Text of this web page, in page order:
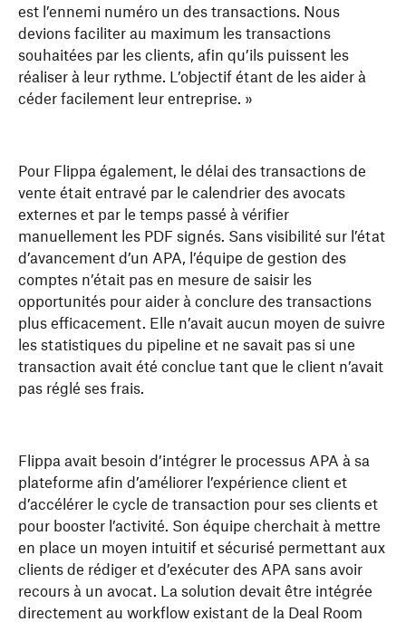
est l’ennemi numéro un des transactions. Nous
devions faciliter au maximum les transactions
souhaitées par les clients, afin qu’ils puissent les
réaliser à leur rythme. L’objectif étant de les aider à
céder facilement leur entreprise. »
Pour Flippa également, le délai des transactions de
vente était entravé par le calendrier des avocats
externes et par le temps passé à vérifier
manuellement les PDF signés. Sans visibilité sur l’état
d’avancement d’un APA, l’équipe de gestion des
comptes n’était pas en mesure de saisir les
opportunités pour aider à conclure des transactions
plus efficacement. Elle n’avait aucun moyen de suivre
les statistiques du pipeline et ne savait pas si une
transaction avait été conclue tant que le client n’avait
pas réglé ses frais.
Flippa avait besoin d’intégrer le processus APA à sa
plateforme afin d’améliorer l’expérience client et
d’accélérer le cycle de transaction pour ses clients et
pour booster l’activité. Son équipe cherchait à mettre
en place un moyen intuitif et sécurisé permettant aux
clients de rédiger et d’exécuter des APA sans avoir
recours à un avocat. La solution devait être intégrée
directement au workflow existant de la Deal Room